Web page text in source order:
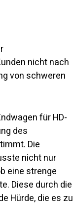
nicht nach
von schweren
für HD-
des
Die
nicht nur
eine strenge
Diese durch die
Hürde, die es zu